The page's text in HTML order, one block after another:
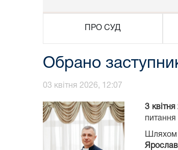
ПРО СУД
Обрано
03 квітня 2026, 12:07
3
питання
Шляхом